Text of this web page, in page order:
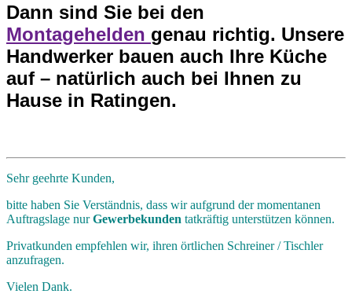
Dann sind Sie bei den
Montagehelden genau richtig. Unsere
Handwerker bauen auch Ihre Küche
auf – natürlich auch bei Ihnen zu
Hause in Ratingen.
Sehr geehrte Kunden,
bitte haben Sie Verständnis, dass wir aufgrund der momentanen
Auftragslage nurGewerbekunden tatkräftig unterstützen können.
Privatkunden empfehlen wir, ihren örtlichen Schreiner / Tischler
anzufragen.
Vielen Dank.